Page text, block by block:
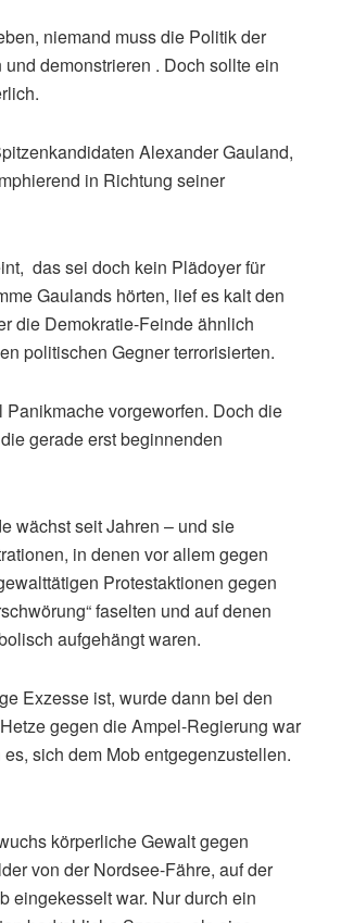
niemand muss die Politik der
demonstrieren . Doch sollte ein
Alexander Gauland,
in Richtung seiner
das sei doch kein Plädoyer für
Gaulands hörten, lief es kalt den
die Demokratie-Feinde ähnlich
politischen Gegner terrorisierten.
vorgeworfen. Doch die
gerade erst beginnenden
wächst seit Jahren – und sie
in denen vor allem gegen
Protestaktionen gegen
faselten und auf denen
aufgehängt waren.
Exzesse ist, wurde dann bei den
gegen die Ampel-Regierung war
sich dem Mob entgegenzustellen.
körperliche Gewalt gegen
von der Nordsee-Fähre, auf der
eingekesselt war. Nur durch ein